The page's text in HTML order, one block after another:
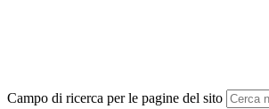
Campo di ricerca per le pagine del sito